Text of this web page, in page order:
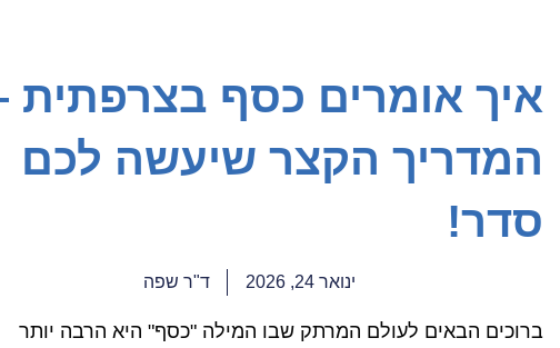
איך אומרים כסף בצרפתית
המדריך הקצר שיעשה לכם
סדר!
ינואר 24, 2026 ד"ר שפה
ברוכים הבאים לעולם המרתק שבו המילה "כסף" היא הרבה יותר